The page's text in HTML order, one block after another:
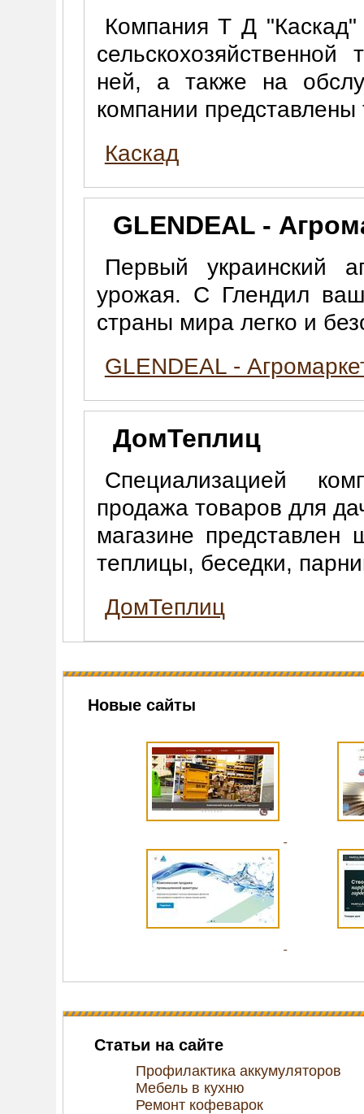
Новые сайты
Компания Т Д "Каскад"
ней, а также на
компании представлены
Каскад
GLENDEAL -
Первый украинский
урожая. С Глендил
страны мира легко и
GLENDEAL -
ДомТеплиц
Специализацией
продажа товаров для
магазине представлен
теплицы, беседки,
ДомТеплиц
Статьи на сайте
Профилактика аккумуляторов
Мебель в кухню
Ремонт кофеварок